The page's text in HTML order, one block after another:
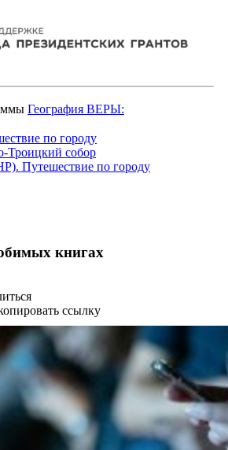
География ВЕРЫ:
по городу
Троицкий собор
Путешествие по городу
книгах